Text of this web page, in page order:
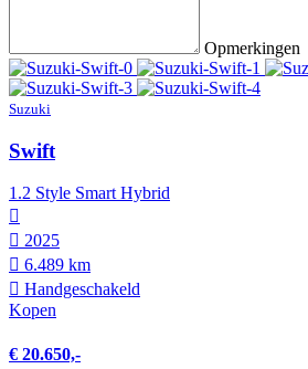
Opmerkingen
Suzuki
Swift
1.2 Style Smart Hybrid
2025
6.489 km
Hand­geschakeld
Kopen
€ 20.650,-